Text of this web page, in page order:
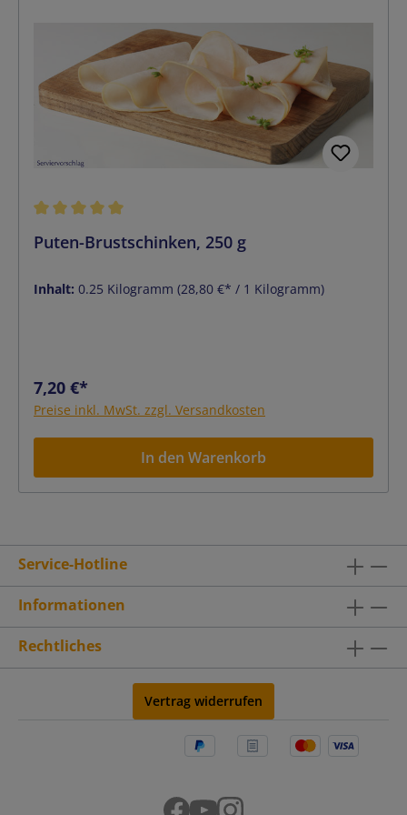
Puten-Brustschinken, 250 g
Inhalt: 0.25 Kilogramm (28,80 €* / 1 Kilogramm)
Regulärer Preis:
7,20 €*
Preise inkl. MwSt. zzgl. Versandkosten
In den Warenkorb
Service-Hotline
Informationen
Rechtliches
Vertrag widerrufen